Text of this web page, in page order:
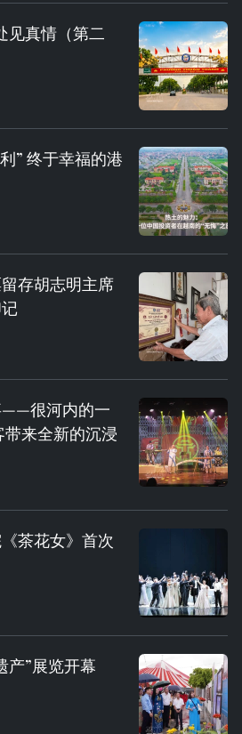
见真情（第二
” 终于幸福的港
存胡志明主席
——很河内的一
来全新的沉浸
茶花女》首次
产”展览开幕